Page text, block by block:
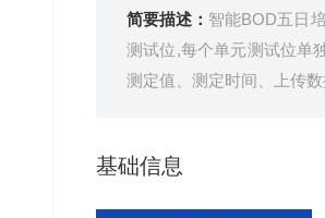
简要描述： 智能BOD五日
测试位,每个单元测试位单
测定值、测定时间、上传
基础信息